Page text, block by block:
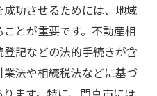
ための地域特有の施策
立案と実行
産相続の成功へのステ
功させるためには、地域
とが重要です。不動産相
記などの法的手続きが含
法や相続税法などに基づ